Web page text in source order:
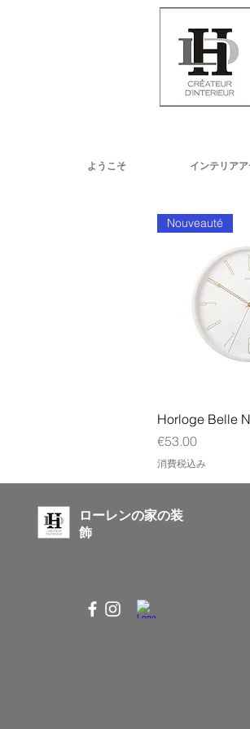
ようこそ インテリア
クイッ
Nouveauté
Horloge Belle
価格
€53.00
消費税込み
ローレンの家の装
飾